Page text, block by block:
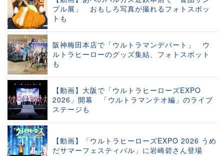
プル展」 おもしろ写真が撮れるフォトスポッ
トも
阪神梅田本店で「ウルトラマンデパート」 ウ
ルトラヒーローのグッズ集結、フォトスポット
も
【動画】大阪で「ウルトラヒーローズEXPO
2026」開幕 「ウルトラマンテオ編」のライブ
ステージも
【動画】「ウルトラヒーローズEXPO 2026 うめ
だサマーフェスティバル」に岩崎碧さん登場